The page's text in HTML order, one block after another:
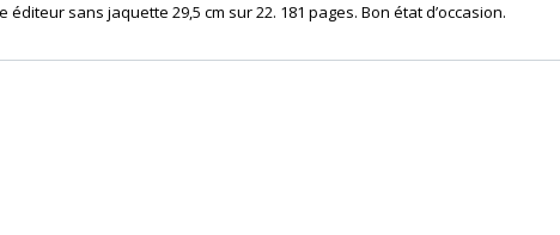
sans jaquette 29,5 cm sur 22. 181 pages. Bon état d’occasion.‎